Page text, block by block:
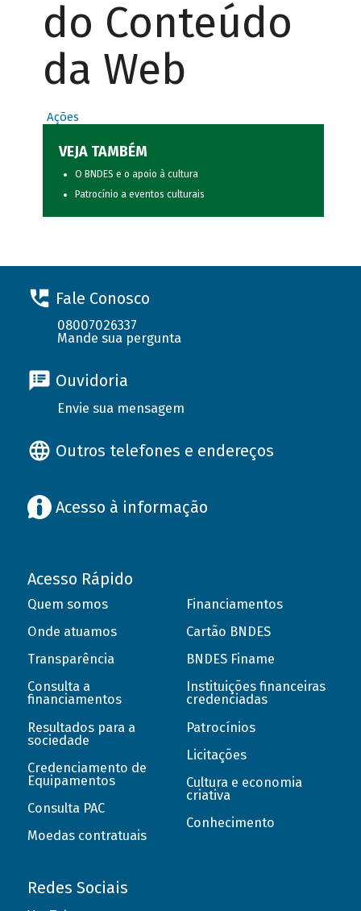
do Conteúdo
da Web
Ações
VEJA TAMBÉM
O BNDES e o apoio à cultura
Patrocínio a eventos culturais
Fale Conosco
08007026337
Mande sua pergunta
Ouvidoria
Envie sua mensagem
Outros telefones e endereços
Acesso à informação
Acesso Rápido
Quem somos
Onde atuamos
Transparência
Consulta a
financiamentos
Resultados para a
sociedade
Credenciamento de
Equipamentos
Consulta PAC
Moedas contratuais
Financiamentos
Cartão BNDES
BNDES Finame
Instituições financeiras
credenciadas
Patrocínios
Licitações
Cultura e economia
criativa
Conhecimento
Redes Sociais